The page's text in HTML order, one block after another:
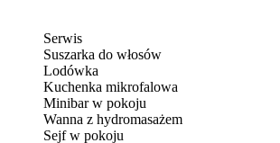
Serwis
Suszarka do włosów
Lodówka
Kuchenka mikrofalowa
Minibar w pokoju
Wanna z hydromasażem
Sejf w pokoju